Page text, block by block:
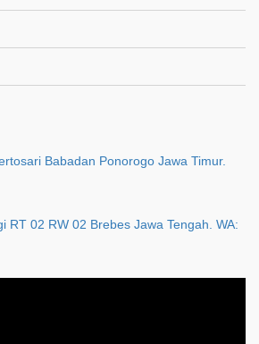
Babadan Ponorogo Jawa Timur.
RT 02 RW 02 Brebes Jawa Tengah. WA: